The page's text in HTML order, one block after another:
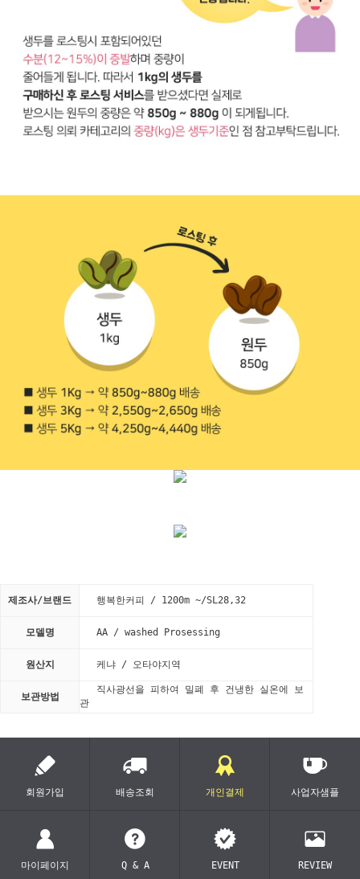
제조사/브랜드 행복한커피 / 1200m ~/SL28,32
모델명 AA / washed Prosessing
원산지 케냐 / 오타야지역
보관방법
직사광선을 피하여 밀폐 후 건냉한 실온에 보
관
회원가입 배송조회 개인결제 사업자샘플
마이페이지 Q & A EVENT REVIEW